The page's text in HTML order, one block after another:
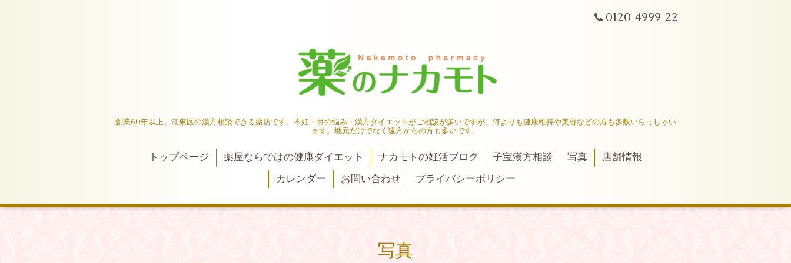
0120-4999-22
創業60年以上、江東区の漢方相談できる薬店です。不妊・目の悩み・漢方ダイエットがご相談が多いですが、何よりも健康維持や美容などの方も多数いらっしゃい
ます。地元だけでなく遠方からの方も多いです。
トップページ 薬屋ならではの健康ダイエット ナカモトの妊活ブログ 子宝漢方相談 写真
店舗情報
カレンダー
お問い合わせ プライバシーポリシー
写真